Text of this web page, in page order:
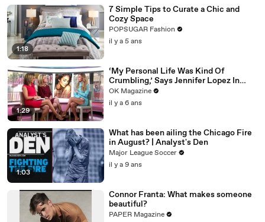
1:18
7 Simple Tips to Curate a Chic and
Cozy Space
POPSUGAR Fashion
il y a 5 ans
1:29
‘My Personal Life Was Kind Of
Crumbling,’ Says Jennifer Lopez In
REELZ Doc Detailing Her Scariest
Moment
OK Magazine
il y a 6 ans
1:03
What has been ailing the Chicago Fire
in August? | Analyst's Den
Major League Soccer
il y a 9 ans
Connor Franta: What makes someone
beautiful?
PAPER Magazine